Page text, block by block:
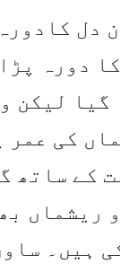
دل
دورہ
لیکن
کی عمر
کے ساتھ
ریشماں
ہیں۔